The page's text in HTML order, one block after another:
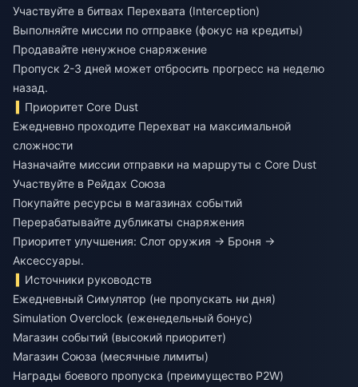
Участвуйте в битвах Перехвата (Interception)
Выполняйте миссии по отправке (фокус на кредиты)
Продавайте ненужное снаряжение
Пропуск 2-3 дней может отбросить прогресс на неделю
назад.
Приоритет Core Dust
Ежедневно проходите Перехват на максимальной
сложности
Назначайте миссии отправки на маршруты с Core Dust
Участвуйте в Рейдах Союза
Покупайте ресурсы в магазинах событий
Перерабатывайте дубликаты снаряжения
Приоритет улучшения: Слот оружия → Броня →
Аксессуары.
Источники руководств
Ежедневный Симулятор (не пропускать ни дня)
Simulation Overclock (еженедельный бонус)
Магазин событий (высокий приоритет)
Магазин Союза (месячные лимиты)
Награды боевого пропуска (преимущество P2W)